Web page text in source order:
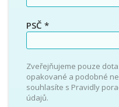
PSČ *
Zveřejňujeme pouze
opakované a podobné
souhlasíte s Pravidly
údajů.